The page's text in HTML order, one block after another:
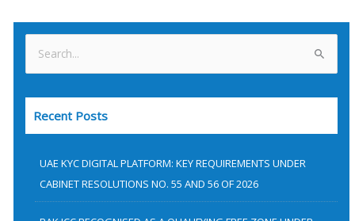
e
a
Recent Posts
UAE KYC DIGITAL PLATFORM: KEY REQUIREMENTS UNDER
CABINET RESOLUTIONS NO. 55 AND 56 OF 2026